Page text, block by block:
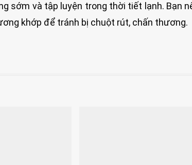
sớm và tập luyện trong thời tiết lạnh. Bạn
khớp để tránh bị chuột rút, chấn thương.